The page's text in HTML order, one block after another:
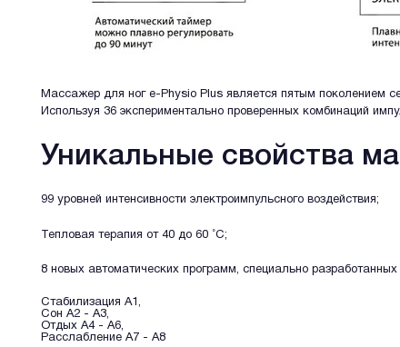
Массажер для ног e-Physio Plus является пятым поколением
Используя 36 экcпериментально проверенных комбинаций
Уникальные свойства
99 уровней интенсивности электроимпульсного воздействия;
Тепловая терапия от 40 до 60 ˚С;
8 новых автоматических программ, специально
Стабилизация А1,
Сон А2 - А3,
Отдых А4 - А6,
Расслабление А7 - А8